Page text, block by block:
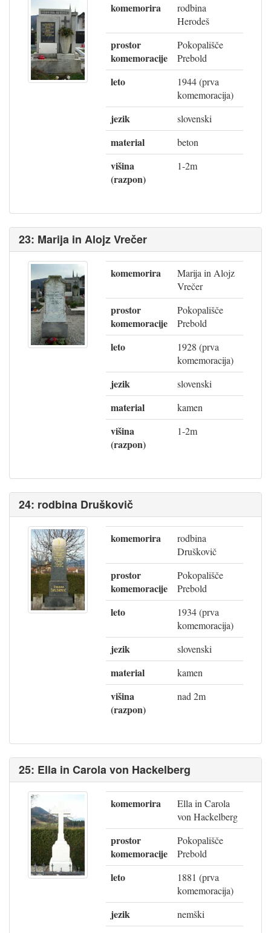
komemorira
rodbina
Herodeš
prostor
komemoracije
Pokopališče
Prebold
leto
1944 (prva
komemoracija)
jezik slovenski
material beton
višina
(razpon)
1-2m
23: Marija in Alojz Vrečer
komemorira
Marija in Alojz
Vrečer
prostor
komemoracije
Pokopališče
Prebold
leto
1928 (prva
komemoracija)
jezik slovenski
material kamen
višina
(razpon)
1-2m
24: rodbina Druškovič
komemorira
rodbina
Druškovič
prostor
komemoracije
Pokopališče
Prebold
leto
1934 (prva
komemoracija)
jezik slovenski
material kamen
višina
(razpon)
nad 2m
25: Ella in Carola von Hackelberg
komemorira
Ella in Carola
von Hackelberg
prostor
komemoracije
Pokopališče
Prebold
leto
1881 (prva
komemoracija)
jezik nemški